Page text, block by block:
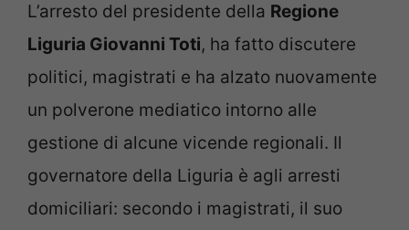
L’arresto del presidente della Regione
Liguria Giovanni Toti, ha fatto discutere
politici, magistrati e ha alzato nuovamente
un polverone mediatico intorno alle
gestione di alcune vicende regionali. Il
governatore della Liguria è agli arresti
domiciliari: secondo i magistrati, il suo